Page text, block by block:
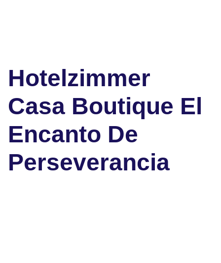
Hotelzimmer
Casa Boutique El
Encanto De
Perseverancia